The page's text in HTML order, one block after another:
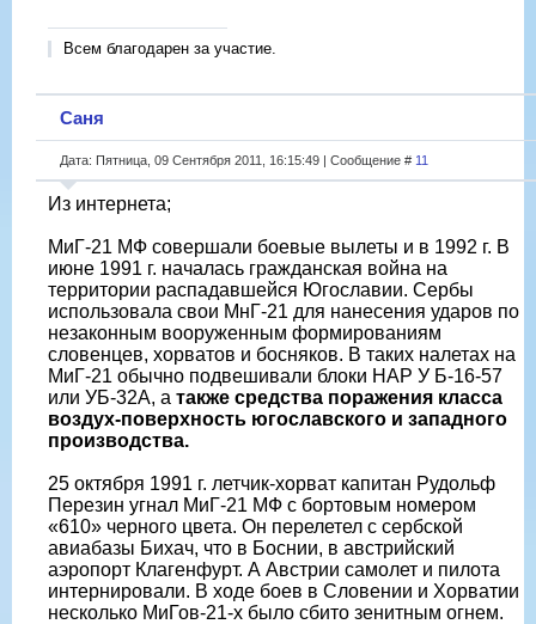
Всем благодарен за участие.
Саня
Дата: Пятница, 09 Сентября 2011, 16:15:49 | Сообщение # 11
Из интернета;
МиГ-21 МФ совершали боевые вылеты и в 1992 г. В
июне 1991 г. началась гражданская война на
территории распадавшейся Югославии. Сербы
использовала свои МнГ-21 для нанесения ударов по
незаконным вооруженным формированиям
словенцев, хорватов и босняков. В таких налетах на
МиГ-21 обычно подвешивали блоки НАР У Б-16-57
или УБ-32А, а также средства поражения класса
воздух-поверхность югославского и западного
производства.
25 октября 1991 г. летчик-хорват капитан Рудольф
Перезин угнал МиГ-21 МФ с бортовым номером
«610» черного цвета. Он перелетел с сербской
авиабазы Бихач, что в Боснии, в австрийский
аэропорт Клагенфурт. А Австрии самолет и пилота
интернировали. В ходе боев в Словении и Хорватии
несколько МиГов-21-х было сбито зенитным огнем.